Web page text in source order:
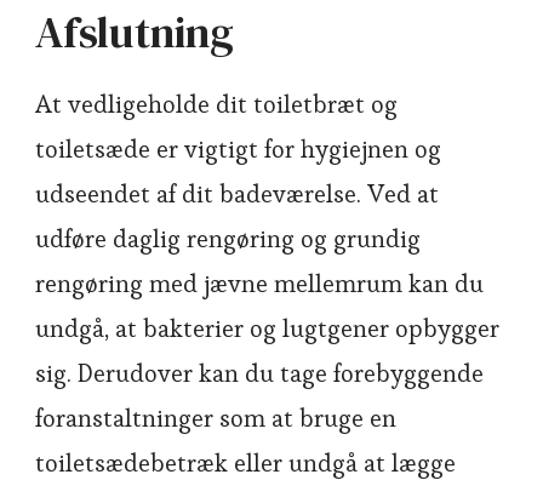
Afslutning
At vedligeholde dit toiletbræt og
toiletsæde er vigtigt for hygiejnen og
udseendet af dit badeværelse. Ved at
udføre daglig rengøring og grundig
rengøring med jævne mellemrum kan du
undgå, at bakterier og lugtgener opbygger
sig. Derudover kan du tage forebyggende
foranstaltninger som at bruge en
toiletsædebetræk eller undgå at lægge